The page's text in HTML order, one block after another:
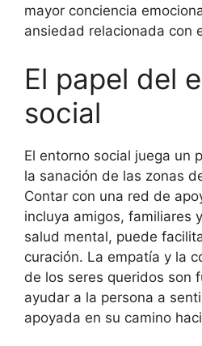
mayor conciencia
ansiedad relacionada con
El papel del
social
El entorno social juega un
la sanación de las zonas
Contar con una red de
incluya amigos, familiares
salud mental, puede
curación. La empatía y la
de los seres queridos son
ayudar a la persona a
apoyada en su camino